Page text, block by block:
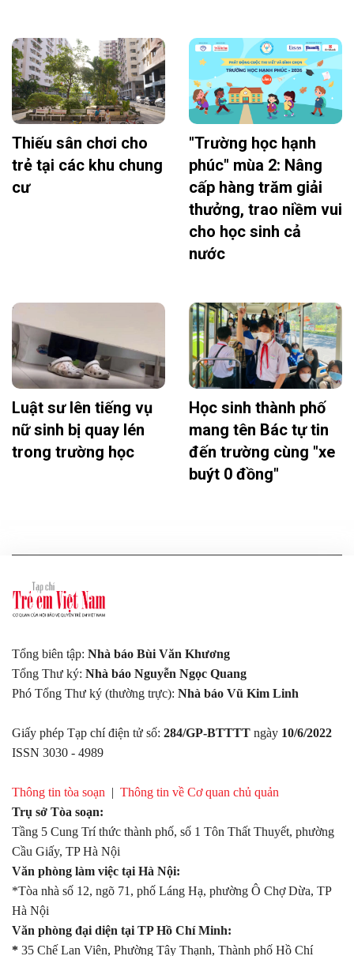
Thiếu sân chơi cho
trẻ tại các khu chung
cư
"Trường học hạnh
phúc" mùa 2: Nâng
cấp hàng trăm giải
thưởng, trao niềm vui
cho học sinh cả
nước
Luật sư lên tiếng vụ
nữ sinh bị quay lén
trong trường học
Học sinh thành phố
mang tên Bác tự tin
đến trường cùng "xe
buýt 0 đồng"
Tổng biên tập: Nhà báo Bùi Văn Khương
Tổng Thư ký: Nhà báo Nguyễn Ngọc Quang
Phó Tổng Thư ký (thường trực): Nhà báo Vũ Kim Linh
Giấy phép Tạp chí điện tử số: 284/GP-BTTTT ngày 10/6/2022
ISSN 3030 - 4989
Thông tin tòa soạn | Thông tin về Cơ quan chủ quản
Trụ sở Tòa soạn:
Tầng 5 Cung Trí thức thành phố, số 1 Tôn Thất Thuyết, phường
Cầu Giấy, TP Hà Nội
Văn phòng làm việc tại Hà Nội:
*Tòa nhà số 12, ngõ 71, phố Láng Hạ, phường Ô Chợ Dừa, TP
Hà Nội
Văn phòng đại diện tại TP Hồ Chí Minh:
* 35 Chế Lan Viên, Phường Tây Thạnh, Thành phố Hồ Chí